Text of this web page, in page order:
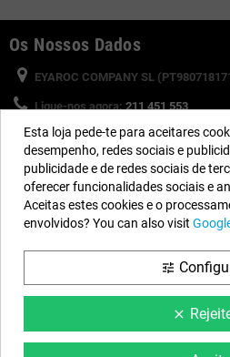
Os Nossos Dados
EYAROC COMPANY SL
Ligue-nos agora: 211 451 553
Horário:Segunda a Sexta-feira:
Email:info@piscinasdesmontaveis.pt
Siga-nos
Esta loja pede-te para aceitares
desempenho, redes sociais e
publicidade e de redes sociais de
oferecer funcionalidades sociais e
Aceitas estes cookies e o
envolvidos? You can also visit
tune
clear